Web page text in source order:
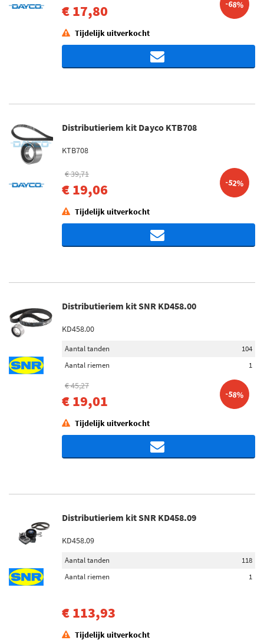
€ 17,80 -68%
Tijdelijk uitverkocht
Distributieriem kit Dayco KTB708
KTB708
€ 39,71
€ 19,06 -52%
Tijdelijk uitverkocht
Distributieriem kit SNR KD458.00
KD458.00
Aantal tanden
104
Aantal riemen
1
€ 45,27
€ 19,01 -58%
Tijdelijk uitverkocht
Distributieriem kit SNR KD458.09
KD458.09
Aantal tanden
118
Aantal riemen
1
€ 113,93
Tijdelijk uitverkocht